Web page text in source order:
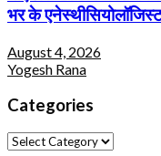
भर के
August 4, 2026
Yogesh Rana
Categories
Categories